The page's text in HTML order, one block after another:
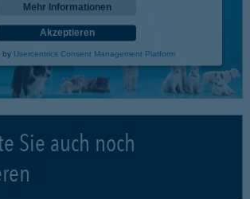
Mehr Informationen
Akzeptieren
by Usercentrics Consent Management Platform
Sie auch noch